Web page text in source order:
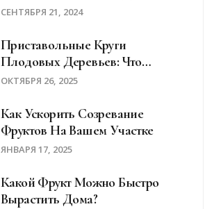
Вашего Сада
СЕНТЯБРЯ 21, 2024
Приставольные Круги
Плодовых Деревьев: Что
Высаживать Осенью В Саду
ОКТЯБРЯ 26, 2025
Как Ускорить Созревание
Фруктов На Вашем Участке
ЯНВАРЯ 17, 2025
Какой Фрукт Можно Быстро
Вырастить Дома?